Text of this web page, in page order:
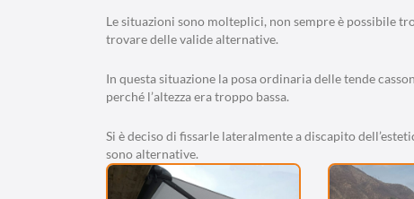
Le situazioni sono molteplici, non sempre è possibile
trovare delle valide alternative.
In questa situazione la posa ordinaria delle tende
perché l’altezza era troppo bassa.
Si è deciso di fissarle lateralmente a discapito
sono alternative.